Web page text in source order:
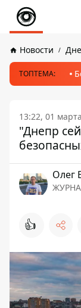
Новости
ТОПТЕМА:
13:22, 01
"Днепр
Олег
👍